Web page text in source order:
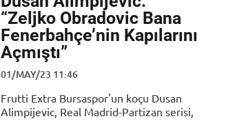
“Zeljko Obradovic Bana
Fenerbahçe’nin Kapılarını
Açmıştı”
01/MAY/23 11:46
Frutti Extra Bursaspor'un koçu Dusan
Alimpijevic, Real Madrid-Partizan serisi,